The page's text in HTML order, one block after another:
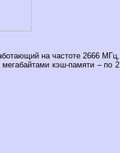
на частоте 2666 МГц,
кэш-памяти – по 2